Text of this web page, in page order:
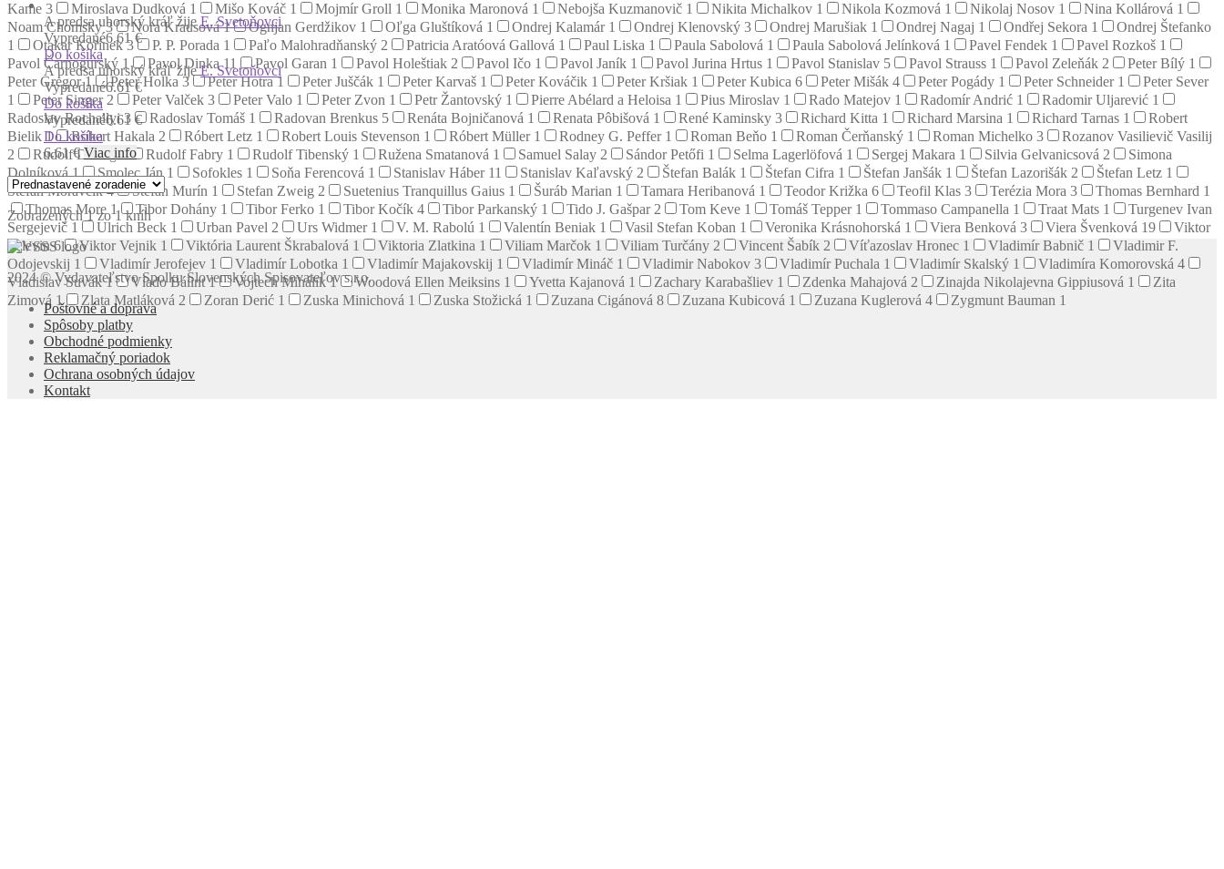
Kame 3 Miroslava Dudková 1 Mišo Kováč 1 Mojmír Groll 1 Monika Maronová 1 Nebojša Kuzmanovič 1 Nikita Michalkov 1 Nikola Kozmová 1 Nikolaj Nosov 1 Nina Kollárová 1
Noam Chomsky3 Nora Krausová1 Ognjan Gerdžikov 1 Oľga Gluštíková 1 Ondrej Kalamár 1 Ondrej Klenovský 3 Ondrej Marušiak 1 Ondrej Nagaj 1 Ondřej Sekora 1
Ondrej Štefanko
1
Otakar Kořínek3 P. P. Porada 1 Paľo Malohradňanský 2 Patricia Aratóová Gallová 1 Paul Liska 1 Paula Sabolová 1 Paula Sabolová Jelínková 1 Pavel Fendek 1 Pavel Rozkoš 1
Pavol Čarnogurský 1 Pavol Dinka11 Pavol Garan 1 Pavol Holeštiak 2 Pavol Ičo 1 Pavol Janík 1 Pavol Jurina Hrtus 1 Pavol Stanislav 5 Pavol Strauss 1 Pavol Zeleňák 2 Peter Bílý 1
Peter Gregor1 Peter Holka 3 Peter Hotra1 Peter Juščák 1 Peter Karvaš 1 Peter Kováčik 1 Peter Kršiak 1 Peter Kubica 6 Peter Mišák 4 Peter Pogády 1 Peter Schneider 1
Peter Sever
1
Peter Singer 2 Peter Valček 3 Peter Valo 1 Peter Zvon 1 Petr Žantovský 1 Pierre Abélard a Heloisa 1 Pius Miroslav 1 Rado Matejov 1 Radomír Andrić 1 Radomir Uljarević 1
Radoslav Rochallyi3 Radoslav Tomáš 1 Radovan Brenkus 5 Renáta Bojničanová 1 Renata Pôbišová 1 René Kaminsky 3 Richard Kitta 1 Richard Marsina 1 Richard Tarnas 1
Robert
Bielik1 Robert Hakala 2 Róbert Letz 1 Robert Louis Stevenson 1 Róbert Müller 1 Rodney G. Peffer 1 Roman Beňo 1 Roman Čerňanský 1 Roman Michelko 3
Rozanov Vasilievič Vasilij
2
Rudolf Dilong1 Rudolf Fabry 1 Rudolf Tibenský 1 Ružena Smatanová 1 Samuel Salay 2 Sándor Petőfi 1 Selma Lagerlöfová 1 Sergej Makara 1 Silvia Gelvanicsová 2
Simona
Dolníková1 Smolec Ján 1 Sofokles 1 Soňa Ferencová 1 Stanislav Háber 11 Stanislav Kaľavský 2 Štefan Balák 1 Štefan Cifra 1 Štefan Janšák 1 Štefan Lazorišák 2 Štefan Letz 1
Štefan Moravčík4 Štefan Murín 1 Stefan Zweig 2 Suetenius Tranquillus Gaius 1 Šuráb Marian 1 Tamara Heribanová 1 Teodor Križka 6 Teofil Klas 3 Terézia Mora 3 Thomas Bernhard 1
Thomas More 1 Tibor Dohány 1 Tibor Ferko 1 Tibor Kočík 4 Tibor Parkanský 1 Tido J. Gašpar 2 Tom Keve 1 Tomáš Tepper 1 Tommaso Campanella 1 Traat Mats 1
Turgenev Ivan
Sergejevič 1 Ulrich Beck 1 Urban Pavel 2 Urs Widmer 1 V. M. Rabolú 1 Valentín Beniak 1 Vasil Stefan Koban 1 Veronika Krásnohorská 1 Viera Benková 3 Viera Švenková 19
Viktor
Pelevin6 Viktor Vejnik 1 Viktória Laurent Škrabalová 1 Viktoria Zlatkina 1 Viliam Marčok 1 Viliam Turčány 2 Vincent Šabík 2 Víťazoslav Hronec 1 Vladimír Babnič 1
Vladimir F.
Odojevskij 1 Vladimír Jerofejev 1 Vladimír Lobotka 1 Vladimír Majakovskij 1 Vladimír Mináč 1 Vladimir Nabokov 3 Vladimír Puchala 1 Vladimír Skalský 1 Vladimíra Komorovská 4
Vladislav Suvák1 Vlado Bálint1 Vojtech Mihálik1 Woodová Ellen Meiksins 1 Yvetta Kajanová 1 Zachary Karabašliev 1 Zdenka Mahajová 2 Zinajda Nikolajevna Gippiusová 1
Zita
Zimová 1 Zlata Matláková 2 Zoran Derić 1 Zuska Minichová 1 Zuska Stožická 1 Zuzana Cigánová 8 Zuzana Kubicová 1 Zuzana Kuglerová 4 Zygmunt Bauman 1
A predsa uhorský kráľ žije E. Svetoňovci
Vypredané6.61 €
Do košíka
A predsa uhorský kráľ žije E. Svetoňovci
Vypredané6.61 €
Do košíka
Vypredané6.61 €
Do košíka
6.61€ Viac info
Zobrazených 1 zo 1 kníh
2024 © Vydavateľstvo Spolku Slovenských Spisovateľov s.r.o.
Poštovné a doprava
Spôsoby platby
Obchodné podmienky
Reklamačný poriadok
Ochrana osobných údajov
Kontakt